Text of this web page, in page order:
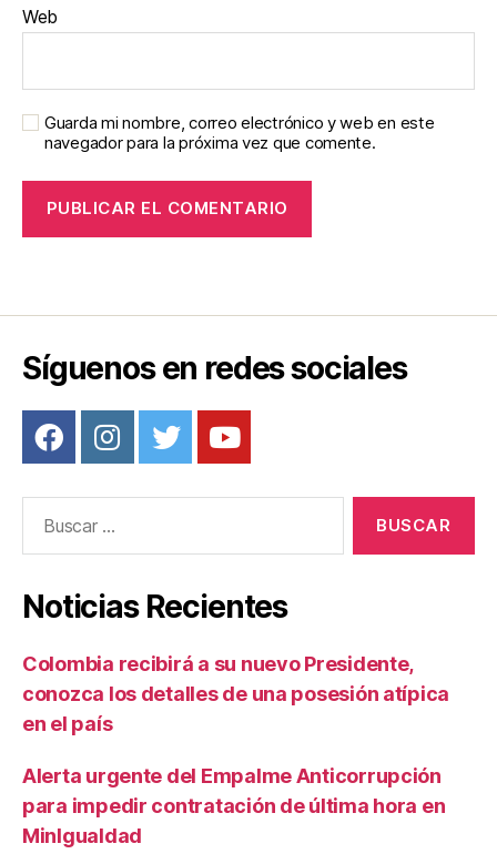
Web
Guarda mi nombre, correo electrónico y web en este
navegador para la próxima vez que comente.
Síguenos en redes sociales
Noticias Recientes
Colombia recibirá a su nuevo Presidente,
conozca los detalles de una posesión atípica
en el país
Alerta urgente del Empalme Anticorrupción
para impedir contratación de última hora en
MinIgualdad